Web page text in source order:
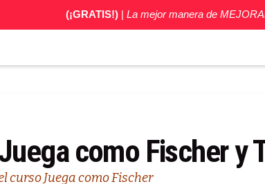
(¡GRATIS!)| La mejor manera de
como Fischer y
curso Juega como Fischer